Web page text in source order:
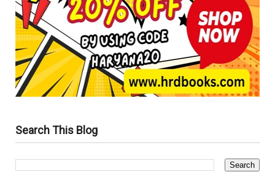
Search This Blog